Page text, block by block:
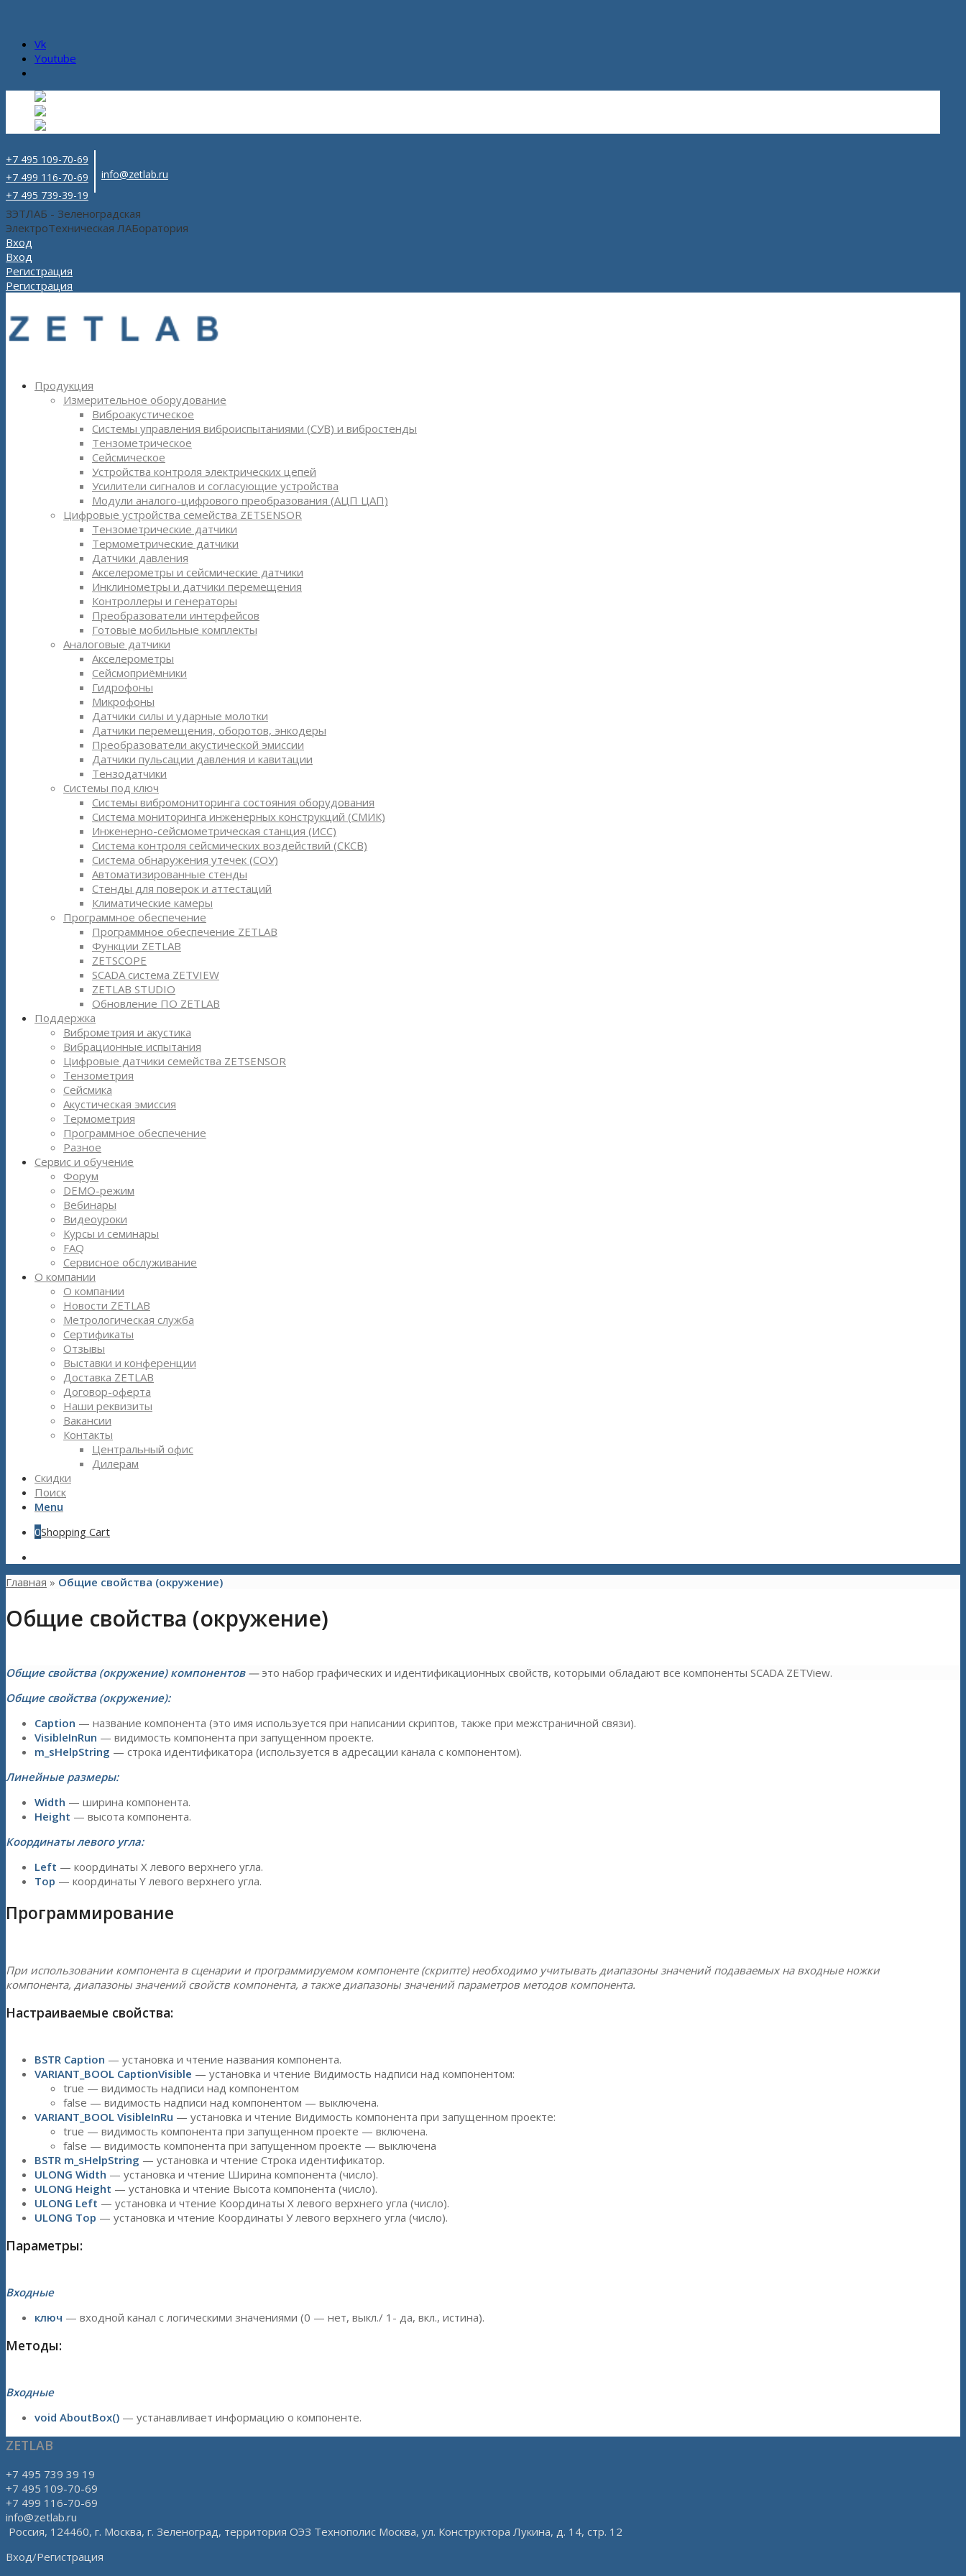
Vk
Youtube
+7 495 109-70-69
+7 499 116-70-69
+7 495 739-39-19
info@zetlab.ru
ЗЭТЛАБ - Зеленоградская
ЭлектроТехническая ЛАБоратория
Вход
Вход
Регистрация
Регистрация
Продукция
Измерительное оборудование
Виброакустическое
Системы управления виброиспытаниями (СУВ) и вибростенды
Тензометрическое
Сейсмическое
Устройства контроля электрических цепей
Усилители сигналов и согласующие устройства
Модули аналого-цифрового преобразования (АЦП ЦАП)
Цифровые устройства семейства ZETSENSOR
Тензометрические датчики
Термометрические датчики
Датчики давления
Акселерометры и сейсмические датчики
Инклинометры и датчики перемещения
Контроллеры и генераторы
Преобразователи интерфейсов
Готовые мобильные комплекты
Аналоговые датчики
Акселерометры
Сейсмоприёмники
Гидрофоны
Микрофоны
Датчики силы и ударные молотки
Датчики перемещения, оборотов, энкодеры
Преобразователи акустической эмиссии
Датчики пульсации давления и кавитации
Тензодатчики
Системы под ключ
Системы вибромониторинга состояния оборудования
Система мониторинга инженерных конструкций (СМИК)
Инженерно-сейсмометрическая станция (ИСС)
Система контроля сейсмических воздействий (СКСВ)
Система обнаружения утечек (СОУ)
Автоматизированные стенды
Стенды для поверок и аттестаций
Климатические камеры
Программное обеспечение
Программное обеспечение ZETLAB
Функции ZETLAB
ZETSCOPE
SCADA система ZETVIEW
ZETLAB STUDIO
Обновление ПО ZETLAB
Поддержка
Виброметрия и акустика
Вибрационные испытания
Цифровые датчики семейства ZETSENSOR
Тензометрия
Сейсмика
Акустическая эмиссия
Термометрия
Программное обеспечение
Разное
Сервис и обучение
Форум
DEMO-режим
Вебинары
Видеоуроки
Курсы и семинары
FAQ
Сервисное обслуживание
О компании
О компании
Новости ZETLAB
Метрологическая служба
Сертификаты
Отзывы
Выставки и конференции
Доставка ZETLAB
Договор-оферта
Наши реквизиты
Вакансии
Контакты
Центральный офис
Дилерам
Скидки
Поиск
Menu
0Shopping Cart
Главная » Общие свойства (окружение)
Общие свойства (окружение)
Общие свойства (окружение) компонентов—это набор графических и идентификационных свойств, которыми обладают все компоненты SCADA ZETView.
Общие свойства (окружение):
Caption — название компонента (это имя используется при написании скриптов, также при межстраничной связи).
VisibleInRun — видимость компонента при запущенном проекте.
m_sHelpString — строка идентификатора (используется в адресации канала с компонентом).
Линейные размеры:
Width — ширина компонента.
Height — высота компонента.
Координаты левого угла:
Left — координаты X левого верхнего угла.
Top — координаты Y левого верхнего угла.
Программирование
При использовании компонента в сценарии и программируемом компоненте (скрипте) необходимо учитывать диапазоны значений подаваемых на входные ножки
компонента, диапазоны значений свойств компонента, а также диапазоны значений параметров методов компонента.
Настраиваемые свойства:
BSTR Caption — установка и чтение названия компонента.
VARIANT_BOOL CaptionVisible — установка и чтение Видимость надписи над компонентом:
true — видимость надписи над компонентом
false — видимость надписи над компонентом — выключена.
VARIANT_BOOL VisibleInRu — установка и чтение Видимость компонента при запущенном проекте:
true — видимость компонента при запущенном проекте — включена.
false — видимость компонента при запущенном проекте — выключена
BSTR m_sHelpString — установка и чтение Строка идентификатор.
ULONG Width — установка и чтение Ширина компонента (число).
ULONG Height — установка и чтение Высота компонента (число).
ULONG Left — установка и чтение Координаты Х левого верхнего угла (число).
ULONG Top — установка и чтение Координаты У левого верхнего угла (число).
Параметры:
Входные
ключ — входной канал с логическими значениями (0 — нет, выкл./ 1- да, вкл., истина).
Методы:
Входные
void AboutBox() — устанавливает информацию о компоненте.
ZETLAB
+7 495 739 39 19
+7 495 109-70-69
+7 499 116-70-69
info@zetlab.ru
Россия, 124460, г. Москва, г. Зеленоград, территория ОЭЗ Технополис Москва, ул. Конструктора Лукина, д. 14, стр. 12
Вход/Регистрация